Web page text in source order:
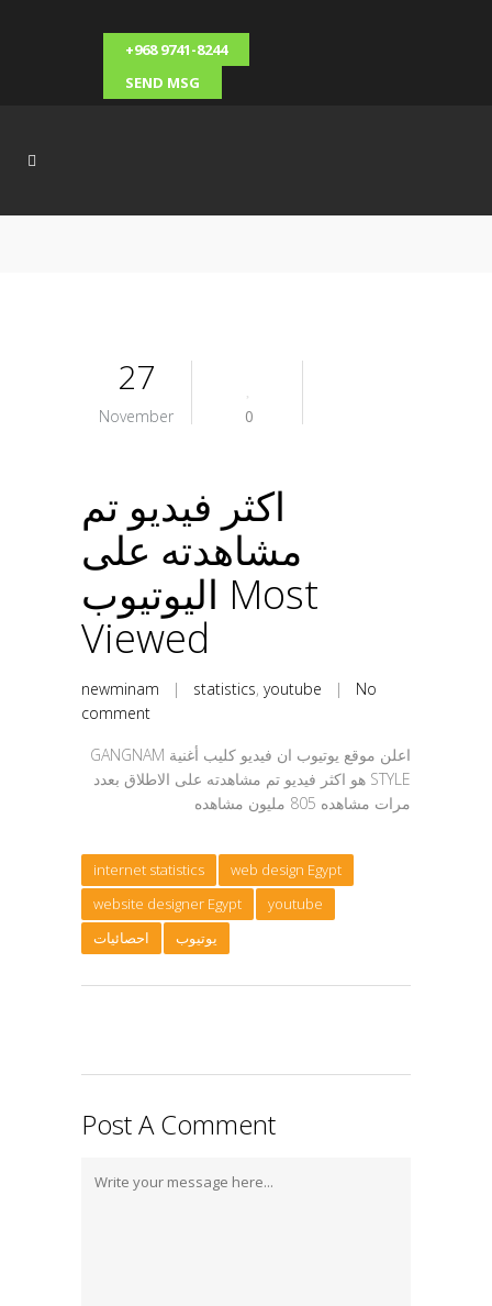
+968 9741-8244
SEND MSG
27
November 0
اكثر فيديو تم
مشاهدته على
اليوتيوب Most
Viewed
newminam | statistics, youtube | No
comment
اعلن موقع يوتيوب ان فيديو كليب أغنية GANGNAM
STYLE هو اكثر فيديو تم مشاهدته على الاطلاق بعدد
مرات مشاهده 805 مليون مشاهده
internet statistics
web design Egypt
website designer Egypt
youtube
احصائيات
يوتيوب
Post A Comment